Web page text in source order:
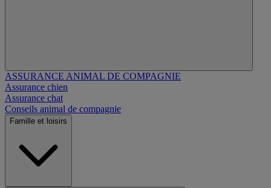
ASSURANCE ANIMAL DE COMPAGNIE
Assurance chien
Assurance chat
Conseils animal de compagnie
Famille et loisirs